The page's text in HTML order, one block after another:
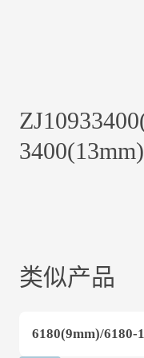
3400(13mm)
类似产品
6180(9mm)/6180-